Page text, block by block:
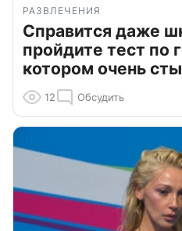
РАЗВЛЕЧЕНИЯ
Справится даже
пройдите тест по
котором очень
12 Обсудить